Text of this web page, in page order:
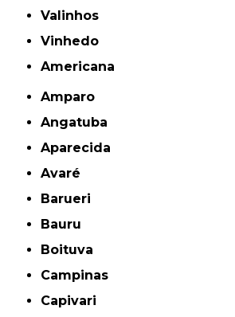
Valinhos
Vinhedo
americana
Amparo
Angatuba
Aparecida
Avaré
Barueri
Bauru
Boituva
Campinas
Capivari